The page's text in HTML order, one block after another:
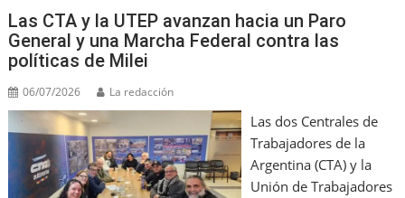
o
o
k
M
ai
p
p
m n
Las CTA y la UTEP avanzan hacia un Paro
General y una Marcha Federal contra las
políticas de Milei
06/07/2026 La redacción
Las dos Centrales de
Trabajadores de la
Argentina (CTA) y la
Unión de Trabajadores